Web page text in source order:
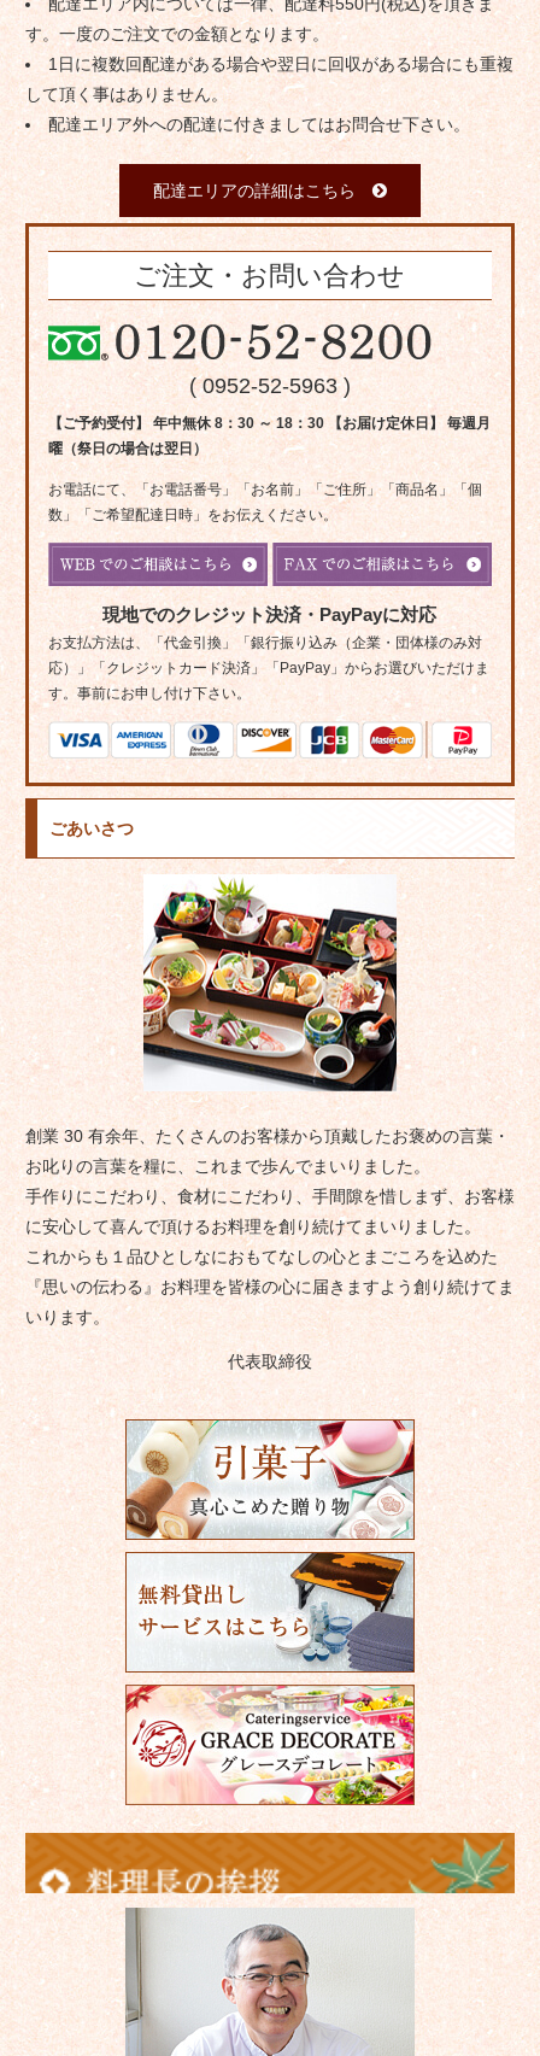
配達エリア内については一律、配達料550円(税込)を頂きま
す。一度のご注文での金額となります。
1日に複数回配達がある場合や翌日に回収がある場合にも重複
して頂く事はありません。
配達エリア外への配達に付きましてはお問合せ下さい。
配達エリアの詳細はこちら
ご注文・お問い合わせ
( 0952-52-5963 )
【ご予約受付】 年中無休 8：30 ～ 18：30 【お届け定休日】 毎週月
曜（祭日の場合は翌日）
お電話にて、「お電話番号」「お名前」「ご住所」「商品名」「個
数」「ご希望配達日時」をお伝えください。
現地でのクレジット決済・PayPayに対応
お支払方法は、「代金引換」「銀行振り込み（企業・団体様のみ対
応）」「クレジットカード決済」「PayPay」からお選びいただけま
す。事前にお申し付け下さい。
ごあいさつ
創業 30 有余年、たくさんのお客様から頂戴したお褒めの言葉・
お叱りの言葉を糧に、これまで歩んでまいりました。
手作りにこだわり、食材にこだわり、手間隙を惜しまず、お客様
に安心して喜んで頂けるお料理を創り続けてまいりました。
これからも１品ひとしなにおもてなしの心とまごころを込めた
『思いの伝わる』お料理を皆様の心に届きますよう創り続けてま
いります。
代表取締役